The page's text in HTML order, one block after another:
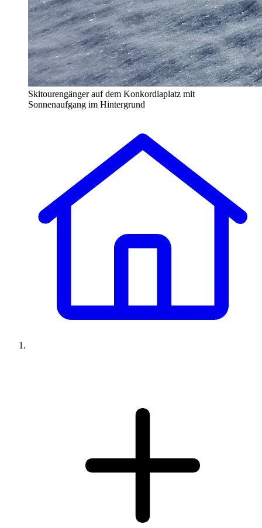
Skitourengänger auf dem Konkordiaplatz mit
Sonnenaufgang im Hintergrund